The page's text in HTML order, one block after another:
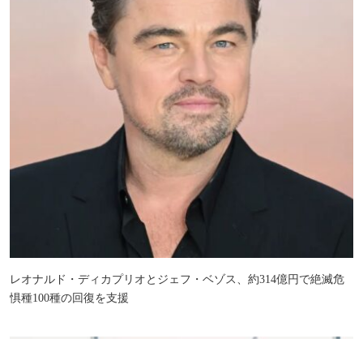
レオナルド・ディカプリオとジェフ・ベゾス、約314億円で絶滅危
惧種100種の回復を支援